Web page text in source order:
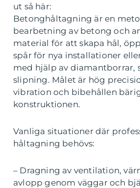
ut så här:
Betonghåltagning är en
bearbetning av betong och
material för att skapa hål,
spår för nya installationer
med hjälp av diamantborrar,
slipning. Målet är hög
vibration och bibehållen
konstruktionen.
Vanliga situationer där
håltagning behövs:
– Dragning av ventilation,
avlopp genom väggar och